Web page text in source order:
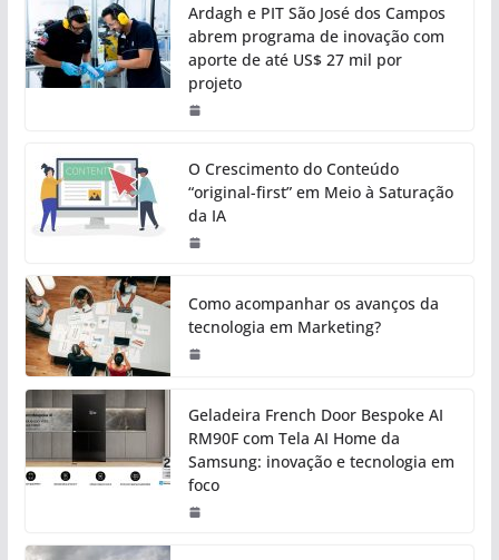
Ardagh e PIT São José dos Campos
abrem programa de inovação com
aporte de até US$ 27 mil por
projeto
O Crescimento do Conteúdo
“original-first” em Meio à Saturação
da IA
Como acompanhar os avanços da
tecnologia em Marketing?
Geladeira French Door Bespoke AI
RM90F com Tela AI Home da
Samsung: inovação e tecnologia em
foco